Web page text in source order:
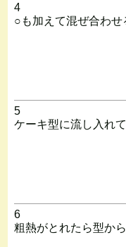
4
○も加えて混ぜ合わせ
5
ケーキ型に流し入れ
6
粗熱がとれたら型か